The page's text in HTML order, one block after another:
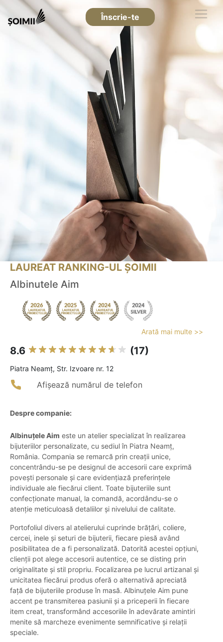
Înscrie-te
LAUREAT RANKING-UL ȘOIMII
Albinutele Aim
Arată mai multe >>
8.6 (17)
Piatra Neamţ, Str. Izvoare nr. 12
Afișează numărul de telefon
Despre companie:
Albinuțele Aim este un atelier specializat în realizarea
bijuteriilor personalizate, cu sediul în Piatra Neamț,
România. Compania se remarcă prin creații unice,
concentrându-se pe designul de accesorii care exprimă
povești personale și care evidențiază preferințele
individuale ale fiecărui client. Toate bijuteriile sunt
confecționate manual, la comandă, acordându-se o
atenție meticuloasă detaliilor și nivelului de calitate.
Portofoliul divers al atelierului cuprinde brățări, coliere,
cercei, inele și seturi de bijuterii, fiecare piesă având
posibilitatea de a fi personalizată. Datorită acestei opțiuni,
clienții pot alege accesorii autentice, ce se disting prin
originalitate și stil propriu. Focalizarea pe lucrul artizanal și
unicitatea fiecărui produs oferă o alternativă apreciată
față de bijuteriile produse în masă. Albinuțele Aim pune
accent pe transmiterea pasiunii și a priceperii în fiecare
item creat, transformând accesoriile în adevărate amintiri
menite să marcheze evenimente semnificative și relații
speciale.